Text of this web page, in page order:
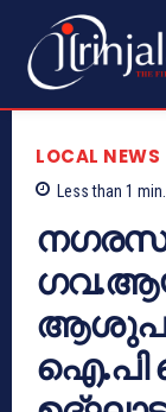
LOCAL NEWS
Less than 1 min.
ഐ.പി